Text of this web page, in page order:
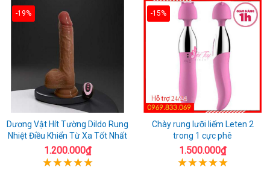
-19%
Dương Vật Hít Tường Dildo Rung
Nhiệt Điều Khiển Từ Xa Tốt Nhất
1.200.000₫
-15%
Chày rung lưỡi liếm Leten 2
trong 1 cực phê
1.500.000₫